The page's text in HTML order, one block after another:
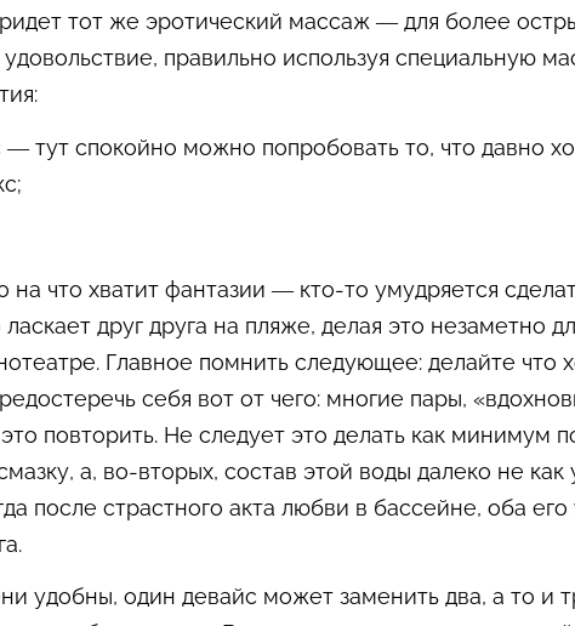
тот же эротический массаж — для более
удовольствие, правильно используя специальную
тут спокойно можно попробовать то, что давно
что хватит фантазии — кто-то умудряется
друг друга на пляже, делая это незаметно
Главное помнить следующее: делайте что
себя вот от чего: многие пары,
повторить. Не следует это делать как минимум
а, во-вторых, состав этой воды далеко не как
после страстного акта любви в бассейне, оба его
удобны, один девайс может заменить два, а то и